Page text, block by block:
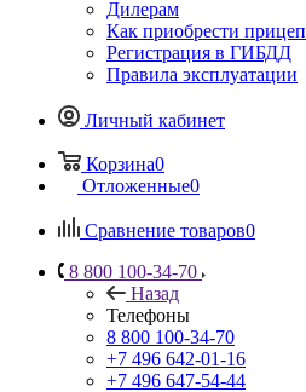
Дилерам
Как приобрести прицеп
Регистрация в ГИБДД
Правила эксплуатации
Личный кабинет
Корзина0
Отложенные0
Сравнение товаров0
8 800 100-34-70
Назад
Телефоны
8 800 100-34-70
+7 496 642-01-16
+7 496 647-54-44